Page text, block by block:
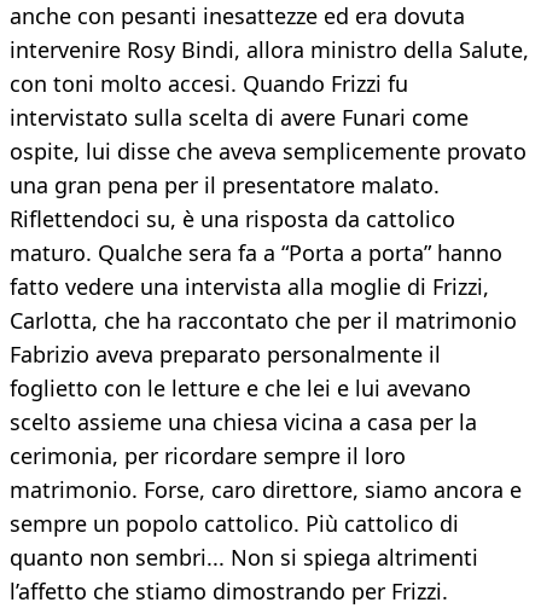
anche con pesanti inesattezze ed era dovuta
intervenire Rosy Bindi, allora ministro della Salute,
con toni molto accesi. Quando Frizzi fu
intervistato sulla scelta di avere Funari come
ospite, lui disse che aveva semplicemente provato
una gran pena per il presentatore malato.
Riflettendoci su, è una risposta da cattolico
maturo. Qualche sera fa a “Porta a porta” hanno
fatto vedere una intervista alla moglie di Frizzi,
Carlotta, che ha raccontato che per il matrimonio
Fabrizio aveva preparato personalmente il
foglietto con le letture e che lei e lui avevano
scelto assieme una chiesa vicina a casa per la
cerimonia, per ricordare sempre il loro
matrimonio. Forse, caro direttore, siamo ancora e
sempre un popolo cattolico. Più cattolico di
quanto non sembri... Non si spiega altrimenti
l’affetto che stiamo dimostrando per Frizzi.